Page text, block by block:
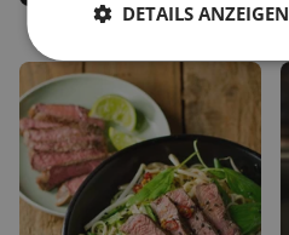
DETAILS ANZEIGEN